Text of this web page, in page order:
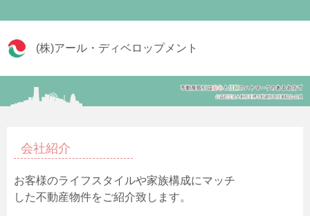
(株)アール・ディベロップメント
会社紹介
お客様のライフスタイルや家族構成にマッチ
した不動産物件をご紹介致します。